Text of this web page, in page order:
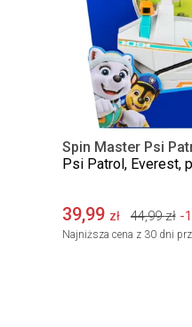
Spin Master Psi
Psi Patrol, Everest,
39,99 zł 44,99 zł -
Najniższa cena z 30 dni